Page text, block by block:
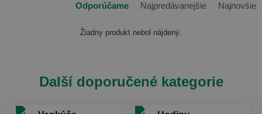
Odporúčame Najpredávanejšie Najnovšie
Žiadny produkt nebol nájdený.
Další doporučené kategorie